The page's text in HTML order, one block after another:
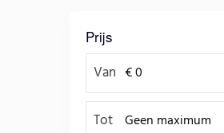
Prijs
Van
Tot